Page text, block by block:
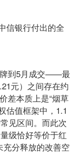
信银行付出的全
到5月成交——最
元）之间存在约
差本质上是“烟草
估值框架中，1.1
见区间。而此次
级恰好等价于红
分释放的改善空